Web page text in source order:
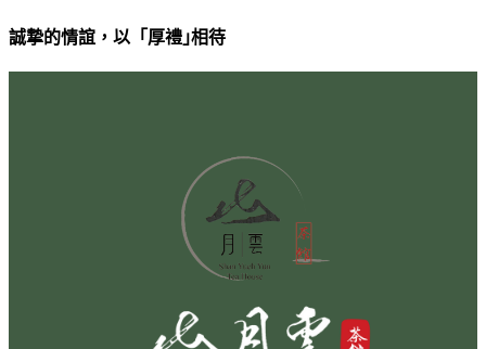
誠摯的情誼，以「厚禮｣相待